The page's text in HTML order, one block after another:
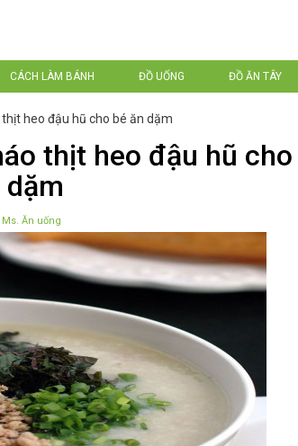
CÁCH LÀM BÁNH ĐỒ UỐNG ĐỒ ĂN TÂY
heo đậu hũ cho bé ăn dặm
thịt heo đậu hũ cho
dặm
Ms. Ăn uống